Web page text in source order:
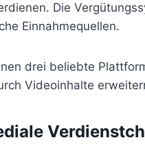
Die
Einnahmequellen.
drei beliebte
Videoinhalte